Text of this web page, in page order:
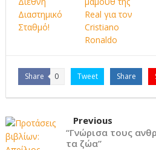
Διαστημικό
Σταθμό!
Real για τον
Cristiano
Ronaldo
Share 0 Tweet Share
Previous
“Γνώρισα τους
τα ζώα”